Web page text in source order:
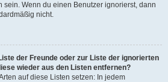
sein. Wenn du einen Benutzer ignorierst, dann
nicht.
der Freunde oder zur Liste der ignorierten
wieder aus den Listen entfernen?
auf diese Listen setzen: In jedem